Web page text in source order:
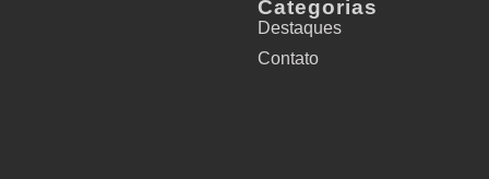
Categorias
Destaques
Contato